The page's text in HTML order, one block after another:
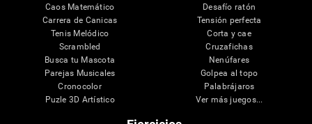
Caos Matemático
Carrera de Canicas
Tenis Melódico
Scrambled
Busca tu Mascota
Parejas Musicales
Cronocolor
Puzle 3D Artístico
Desafío ratón
Tensión perfecta
Corta y cae
Cruzafichas
Nenúfares
Golpea al topo
Palabrájaros
Ver más juegos...